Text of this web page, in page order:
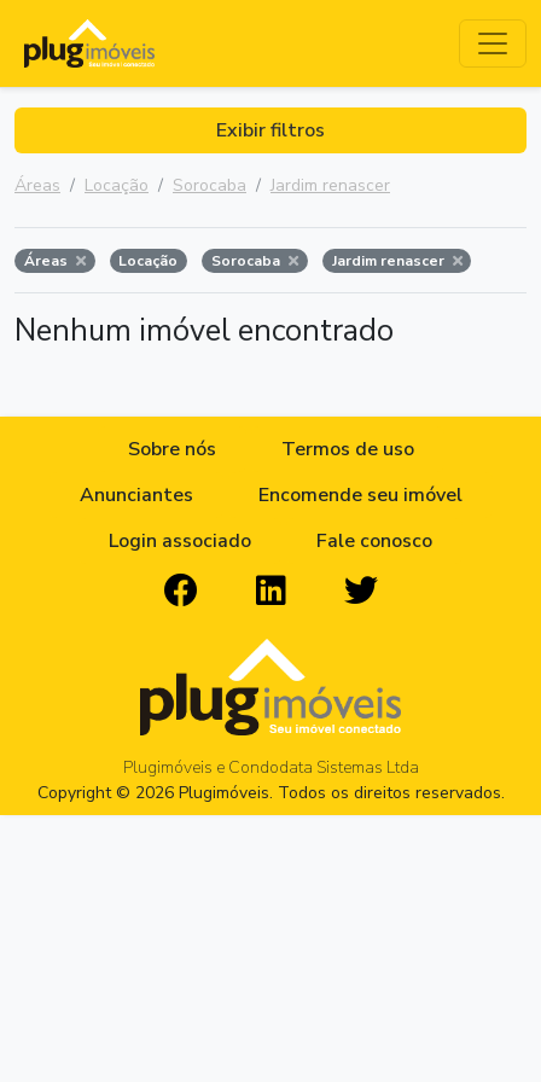
Exibir filtros
Áreas Locação Sorocaba Jardim renascer
Áreas Locação Sorocaba Jardim renascer
Nenhum imóvel encontrado
Sobre nós
Termos de uso
Anunciantes
Encomende seu imóvel
Login associado
Fale conosco
Plugimóveis e Condodata Sistemas Ltda
Copyright © 2026 Plugimóveis. Todos os direitos reservados.